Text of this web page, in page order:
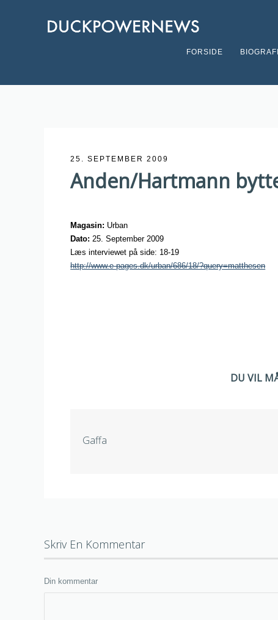
FORSIDE BIOGRAFI
25. SEPTEMBER 2009
Anden/Hartmann
Magasin: Urban
Dato:25. September 2009
Læs interviewet på side: 18-19
http://www.e-pages.dk/urban/686/18/?query=matthesen
DU VIL
Gaffa
Skriv En Kommentar
Din kommentar